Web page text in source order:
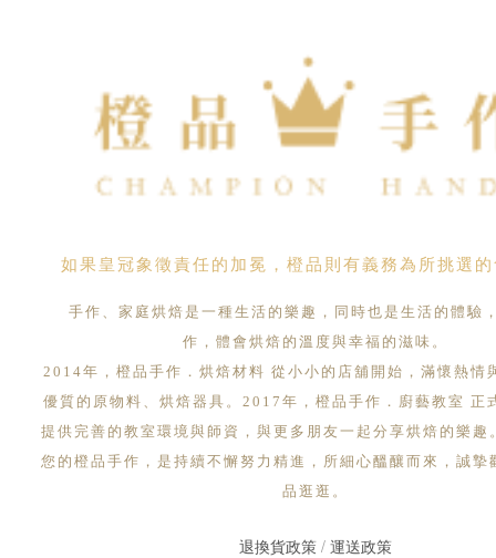
如果皇冠象徵責任的加冕，橙品則有義務為所挑選
手作、家庭烘焙是一種生活的樂趣，同時也是生活的體驗
作，體會烘焙的溫度與幸福的滋味。
2014年，橙品手作．烘焙材料 從小小的店舖開始，滿懷熱情
優質的原物料、烘焙器具。2017年，橙品手作．廚藝教室 正
提供完善的教室環境與師資，與更多朋友一起分享烘焙的樂趣
您的橙品手作，是持續不懈努力精進，所細心醞釀而來，誠摯
品逛逛。
退換貨政策/ 運送政策